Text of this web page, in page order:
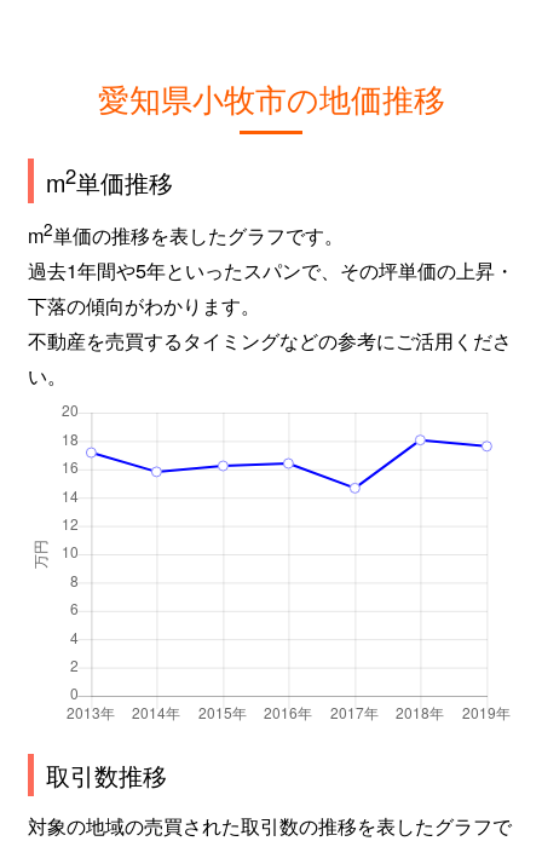
愛知県小牧市の地価推移
m2単価推移
m2単価の推移を表したグラフです。
過去1年間や5年といったスパンで、その坪単価の上昇・
下落の傾向がわかります。
不動産を売買するタイミングなどの参考にご活用くださ
い。
取引数推移
対象の地域の売買された取引数の推移を表したグラフで